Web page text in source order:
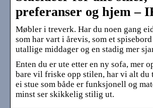
preferanser og hjem –
Møbler i treverk. Har du noen gang
som har vart i årevis, som et
utallige middager og en stadig mer
Enten du er ute etter en ny sofa, mer
bare vil friske opp stilen, har vi alt du
ei stue som både er funksjonell og
minst ser skikkelig stilig ut.